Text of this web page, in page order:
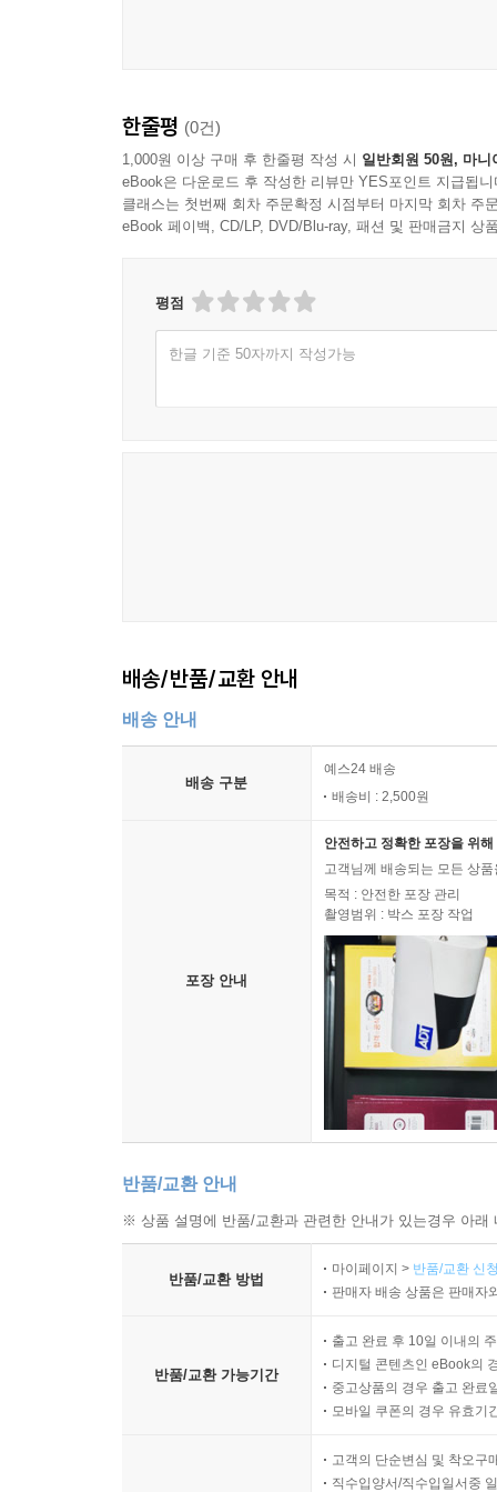
《이소離騷》, 《사기史記》, 《두시杜詩》와
없다”라고 극찬하였다. 여기에서는 120회본을
중요하다고 생각되는 부분은 되도록 살려서 번역
한줄평 (0건)
1,000원 이상 구매 후 한줄평 작성 시 일반회원 50원, 마니
eBook은 다운로드 후 작성한 리뷰만 YES포인트 지급됩니
클래스는 첫번째 회차 주문확정 시점부터 마지막 회차 주
eBook 페이백, CD/LP, DVD/Blu-ray, 패션 및 판매금지 상
평점
한글 기준 50자까지 작성가능
배송/반품/교환 안내
배송 안내
배송 구분
예스24 배송
배송비 : 2,500원
포장 안내
안전하고 정확한 포장을 위
고객님께 배송되는 모든 상
목적 : 안전한 포장 관리
촬영범위 : 박스 포장 작업
반품/교환 안내
※ 상품 설명에 반품/교환과 관련한 안내가 있는경우 아
반품/교환 방법
마이페이지 > 반품/교환 신
판매자 배송 상품은 판매자
반품/교환 가능기간
출고 완료 후 10일 이내의
디지털 콘텐츠인 eBook의
중고상품의 경우 출고 완료
모바일 쿠폰의 경우 유효기
고객의 단순변심 및 착오구
직수입양서/직수입일서중